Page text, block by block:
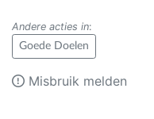
Andere acties in:
Goede Doelen
Misbruik melden